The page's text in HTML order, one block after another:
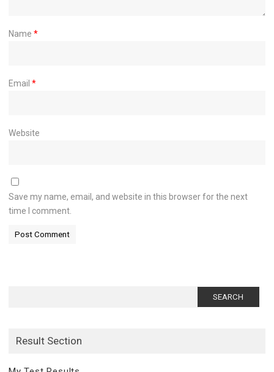
Name *
Email *
Website
Save my name, email, and website in this browser for the next
time I comment.
Result Section